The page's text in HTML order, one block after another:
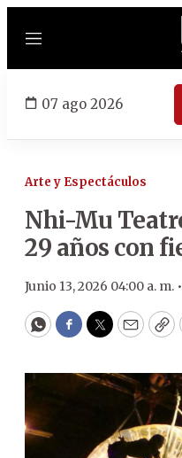
Menú
07 ago 2026
Arte y Espectáculos
Nhi-Mu
29 años con
Junio 13, 2026 04:00 a. m. •
WhatsApp
Facebook
Twitter
Email